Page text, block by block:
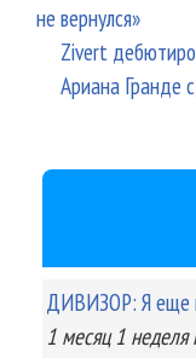
не вернулся»
Zivert
Ариана Гранде
ДИВИЗОР: Я еще
1 месяц 1 неделя